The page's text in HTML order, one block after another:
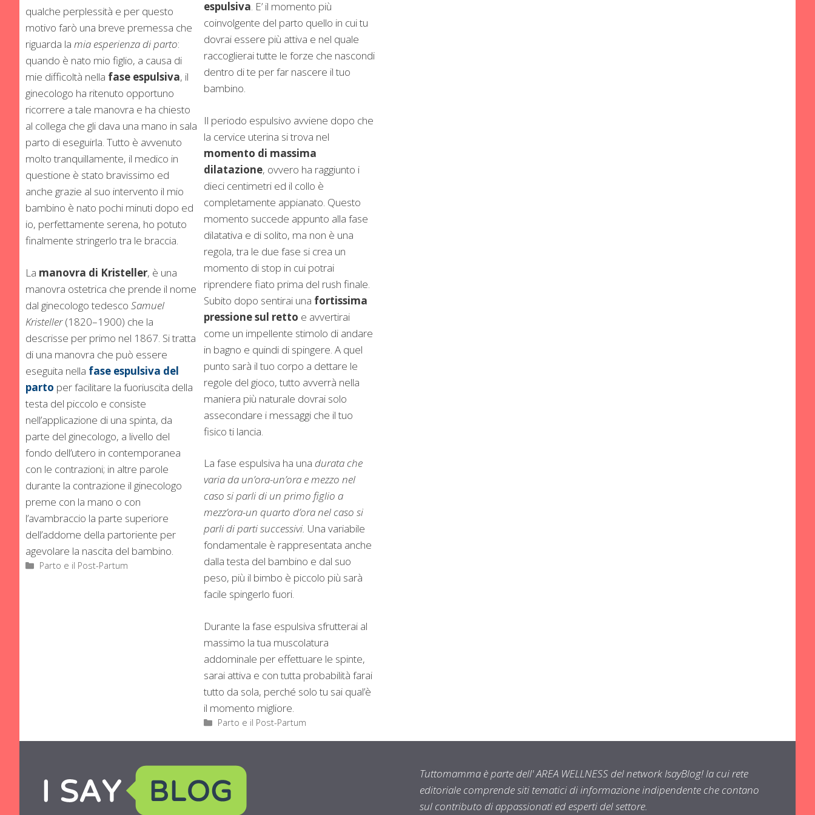
qualche perplessità e per questo
motivo farò una breve premessa che
riguarda la mia esperienza di parto:
quando è nato mio figlio, a causa di
mie difficoltà nella fase espulsiva, il
ginecologo ha ritenuto opportuno
ricorrere a tale manovra e ha chiesto
al collega che gli dava una mano in sala
parto di eseguirla. Tutto è avvenuto
molto tranquillamente, il medico in
questione è stato bravissimo ed
anche grazie al suo intervento il mio
bambino è nato pochi minuti dopo ed
io, perfettamente serena, ho potuto
finalmente stringerlo tra le braccia.
La manovra di Kristeller, è una
manovra ostetrica che prende il nome
dal ginecologo tedesco Samuel
Kristeller(1820–1900) che la
descrisse per primo nel 1867. Si tratta
di una manovra che può essere
eseguita nella fase espulsiva del
parto per facilitare la fuoriuscita della
testa del piccolo e consiste
nell’applicazione di una spinta, da
parte del ginecologo, a livello del
fondo dell’utero in contemporanea
con le contrazioni; in altre parole
durante la contrazione il ginecologo
preme con la mano o con
l’avambraccio la parte superiore
dell’addome della partoriente per
agevolare la nascita del bambino.
Categorie
Parto e il Post-Partum
espulsiva. E’ il momento più
coinvolgente del parto quello in cui tu
dovrai essere più attiva e nel quale
raccoglierai tutte le forze che nascondi
dentro di te per far nascere il tuo
bambino.
Il periodo espulsivo avviene dopo che
la cervice uterina si trova nel
momento di massima
dilatazione, ovvero ha raggiunto i
dieci centimetri ed il collo è
completamente appianato. Questo
momento succede appunto alla fase
dilatativa e di solito, ma non è una
regola, tra le due fase si crea un
momento di stop in cui potrai
riprendere fiato prima del rush finale.
Subito dopo sentirai una fortissima
pressione sul retto e avvertirai
come un impellente stimolo di andare
in bagno e quindi di spingere. A quel
punto sarà il tuo corpo a dettare le
regole del gioco, tutto avverrà nella
maniera più naturale dovrai solo
assecondare i messaggi che il tuo
fisico ti lancia.
La fase espulsiva ha una durata che
varia da un’ora-un’ora e mezzo nel
caso si parli di un primo figlio a
mezz’ora-un quarto d’ora nel caso si
parli di parti successivi. Una variabile
fondamentale è rappresentata anche
dalla testa del bambino e dal suo
peso, più il bimbo è piccolo più sarà
facile spingerlo fuori.
Durante la fase espulsiva sfrutterai al
massimo la tua muscolatura
addominale per effettuare le spinte,
sarai attiva e con tutta probabilità farai
tutto da sola, perché solo tu sai qual’è
il momento migliore.
Categorie
Parto e il Post-Partum
Tuttomamma è parte dell' AREA WELLNESS del network IsayBlog! la cui rete
editoriale comprende siti tematici di informazione indipendente che contano
sul contributo di appassionati ed esperti del settore.